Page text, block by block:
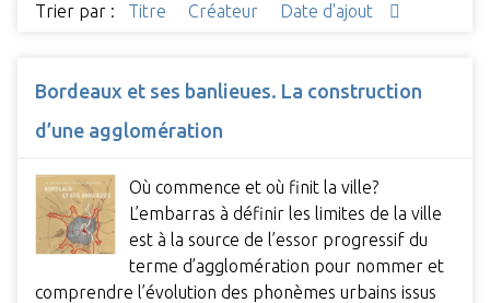
Trier par : Titre Créateur Date d'ajout
Bordeaux et ses banlieues. La construction
d’une agglomération
Où commence et où finit la ville?
L’embarras à définir les limites de la ville
est à la source de l’essor progressif du
terme d’agglomération pour nommer et
comprendre l’évolution des phonèmes urbains issus